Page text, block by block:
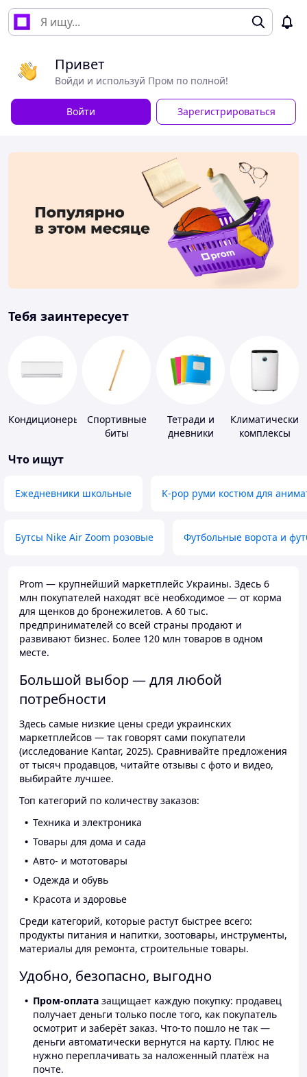
Привет
Войди и используй Пром по полной!
Войти Зарегистрироваться
Тебя заинтересует
Кондиционеры
Спортивные
биты
Тетради и
дневники
Климатические
комплексы
Что ищут
Ежедневники школьные K-pop руми костюм для
Бутсы Nike Air Zoom розовые Футбольные ворота и
Prom — крупнейший маркетплейс Украины. Здесь 6
млн покупателей находят всё необходимое — от корма
для щенков до бронежилетов. А 60 тыс.
предпринимателей со всей страны продают и
развивают бизнес. Более 120 млн товаров в одном
месте.
Большой выбор — для любой
потребности
Здесь самые низкие цены среди украинских
маркетплейсов — так говорят сами покупатели
(исследование Kantar, 2025). Сравнивайте предложения
от тысяч продавцов, читайте отзывы с фото и видео,
выбирайте лучшее.
Топ категорий по количеству заказов:
Техника и электроника
Товары для дома и сада
Авто- и мототовары
Одежда и обувь
Красота и здоровье
Среди категорий, которые растут быстрее всего:
продукты питания и напитки, зоотовары, инструменты,
материалы для ремонта, строительные товары.
Удобно, безопасно, выгодно
Пром-оплата защищает каждую покупку: продавец
получает деньги только после того, как покупатель
осмотрит и заберёт заказ. Что-то пошло не так —
деньги автоматически вернутся на карту. Плюс не
нужно переплачивать за наложенный платёж на
почте.